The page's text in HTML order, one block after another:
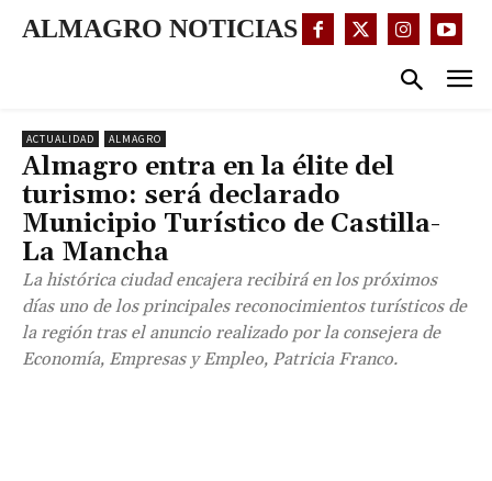
ALMAGRO NOTICIAS
ACTUALIDAD ALMAGRO
Almagro entra en la élite del
turismo: será declarado
Municipio Turístico de Castilla-
La Mancha
La histórica ciudad encajera recibirá en los próximos
días uno de los principales reconocimientos turísticos de
la región tras el anuncio realizado por la consejera de
Economía, Empresas y Empleo, Patricia Franco.